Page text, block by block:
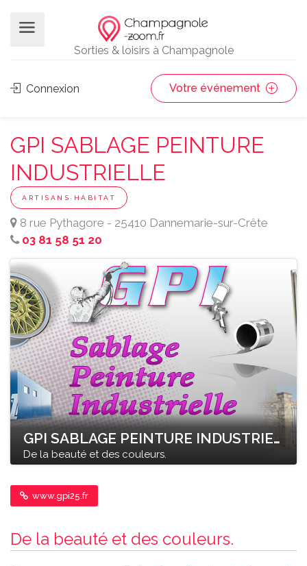
Sorties & loisirs à Champagnole
Connexion Votre événement
GPI SABLAGE PEINTURE
INDUSTRIELLE
ARTISANS·HABITAT
8 rue Pythagore - 25410 Dannemarie-sur-Crête
03 81 58 51 20
GPI SABLAGE PEINTURE INDUSTRIELLE
De la beauté et des couleurs.
www.gpi25.fr
De la beauté et des couleurs.